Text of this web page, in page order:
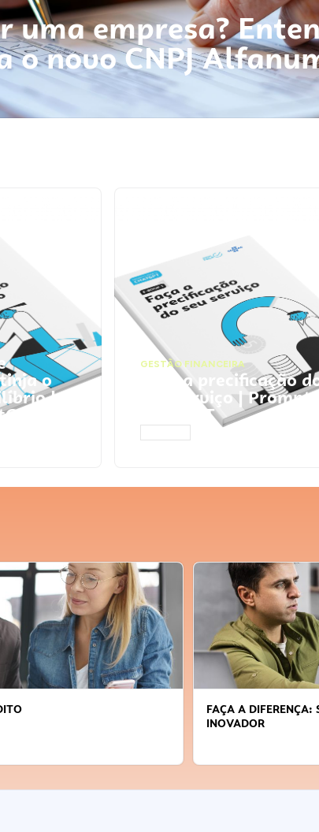
uma empresa?
o novo CNPJ
o
|
GESTÃO FINANCEIRA
Faça a precificação
seu serviço | Prompts
ChatGPT
FAÇA A DIFERENÇA:
INOVADOR